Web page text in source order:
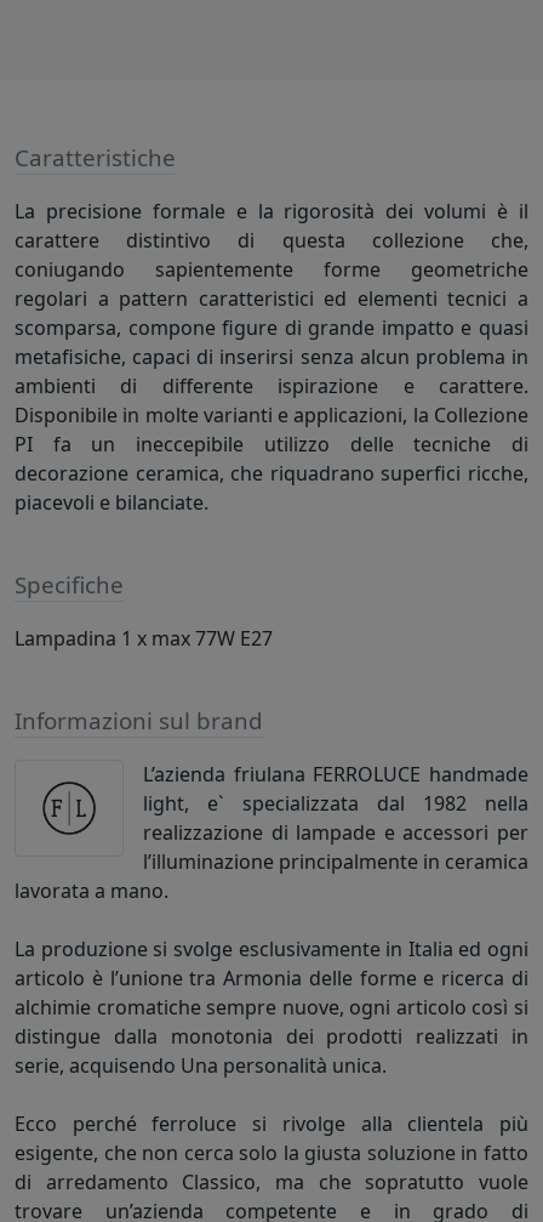
Caratteristiche
La precisione formale e la rigorosità dei volumi è il
carattere distintivo di questa collezione che,
coniugando sapientemente forme geometriche
regolari a pattern caratteristici ed elementi tecnici a
scomparsa, compone figure di grande impatto e quasi
metafisiche, capaci di inserirsi senza alcun problema in
ambienti di differente ispirazione e carattere.
Disponibile in molte varianti e applicazioni, la Collezione
PI fa un ineccepibile utilizzo delle tecniche di
decorazione ceramica, che riquadrano superfici ricche,
piacevoli e bilanciate.
Specifiche
Lampadina 1 x max 77W E27
Informazioni sul brand
L’azienda friulana FERROLUCE handmade
light, e` specializzata dal 1982 nella
realizzazione di lampade e accessori per
l’illuminazione principalmente in ceramica
lavorata a mano.
La produzione si svolge esclusivamente in Italia ed ogni
articolo è l’unione tra Armonia delle forme e ricerca di
alchimie cromatiche sempre nuove, ogni articolo così si
distingue dalla monotonia dei prodotti realizzati in
serie, acquisendo Una personalità unica.
Ecco perché ferroluce si rivolge alla clientela più
esigente, che non cerca solo la giusta soluzione in fatto
di arredamento Classico, ma che sopratutto vuole
trovare un’azienda competente e in grado di